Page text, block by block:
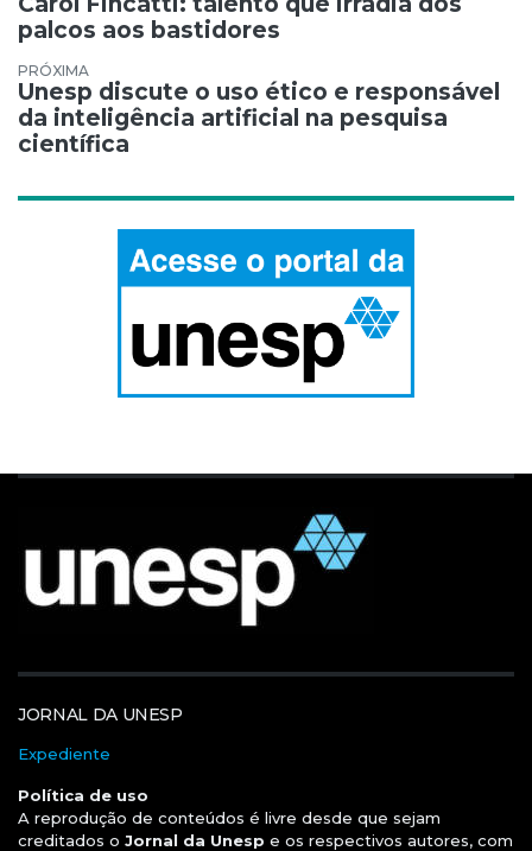
palcos aos bastidores
Unesp discute o uso ético e responsável
da inteligência artificial na pesquisa
científica
JORNAL DA UNESP
Expediente
Política de uso
A reprodução de conteúdos é livre desde que sejam
creditados o Jornal da Unesp e os respectivos autores, com